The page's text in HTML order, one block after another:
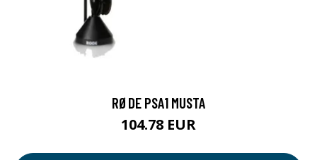
RØDE PSA1 MUSTA
104.78 EUR